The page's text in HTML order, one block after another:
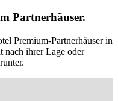
Partnerhäuser.
Premium-Partnerhäuser in
nach ihrer Lage oder